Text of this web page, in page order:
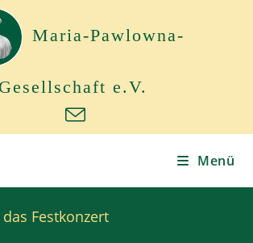
Maria-Pawlowna-
Gesellschaft e.V.
Menü
Festkonzert